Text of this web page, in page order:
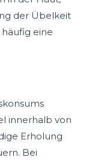
der Übelkeit
eine
innerhalb von
Erholung
Bei